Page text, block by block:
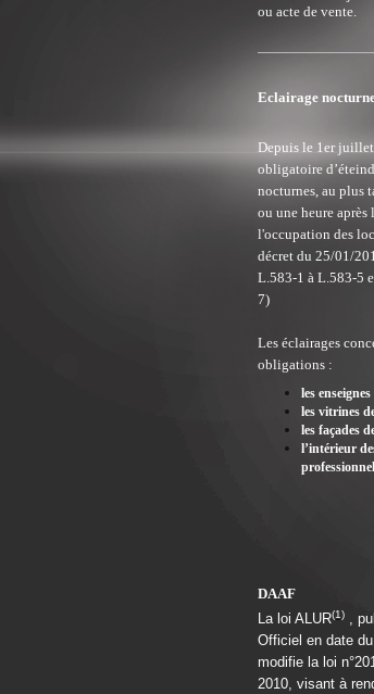
ou acte de vente.
Eclairage
Depuis le 1er
obligatoire
nocturnes, au plus
ou une heure après
l'occupation des
décret du 25/01/
L.583-1 à L.583-5
7)
Les éclairages
obligations :
les
les vitrines
les façades
l’intérieur
professionnel
DAAF
La loi ALUR(1) ,
Officiel en date
modifie la loi
2010, visant à